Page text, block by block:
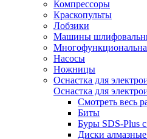
Компрессоры
Краскопульты
Лобзики
Машины
Насосы
Ножницы
Оснастка для
Оснастка для
Смотреть весь
Биты
Буры SDS-Plus
Диски